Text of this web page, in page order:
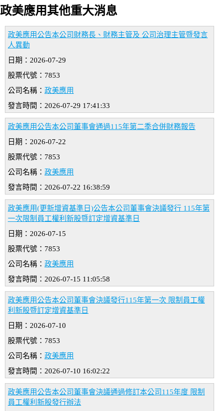
政美應用其他重大消息
政美應用公告本公司財務長、財務主管及 公司治理主管暨發言
人異動
日期：2026-07-29
股票代號：7853
公司名稱： 政美應用
發言時間：2026-07-29 17:41:33
政美應用公告本公司董事會通過115年第二季合併財務報告
日期：2026-07-22
股票代號：7853
公司名稱： 政美應用
發言時間：2026-07-22 16:38:59
政美應用(更新增資基準日)公告本公司董事會決議發行 115年第
一次限制員工權利新股暨訂定增資基準日
日期：2026-07-15
股票代號：7853
公司名稱： 政美應用
發言時間：2026-07-15 11:05:58
政美應用公告本公司董事會決議發行115年第一次 限制員工權
利新股暨訂定增資基準日
日期：2026-07-10
股票代號：7853
公司名稱： 政美應用
發言時間：2026-07-10 16:02:22
政美應用公告本公司董事會決議通過修訂本公司115年度 限制
員工權利新股發行辦法